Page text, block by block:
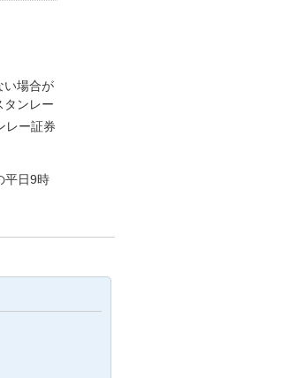
い場合が
タンレー
レー証券
平日9時